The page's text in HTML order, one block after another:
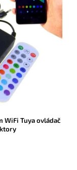
WiFi Tuya ovládač